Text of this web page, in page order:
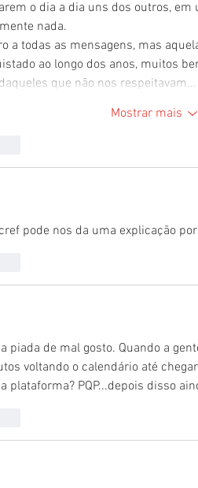
o dia a dia uns dos outros,
nada.
a todas as mensagens, mas
ao longo dos anos, muitos
que não nos respeitavam…
Mostrar mais
pode nos da uma explicação
piada de mal gosto. Quando a
voltando o calendário até
plataforma? PQP...depois disso